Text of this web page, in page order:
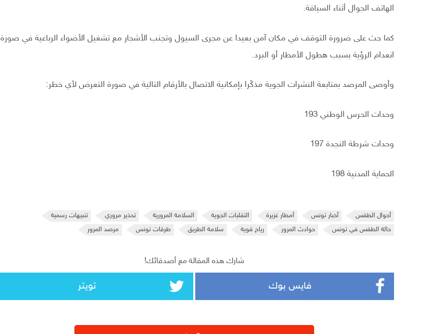
الهاتف الجوال أثناء السياقة.
كما حث على ضرورة التوقف في مكان آمن بعيدا عن مجرى السيول وتجنب الأشجار مع تشغيل الأضواء الرباعية في صورة
انعدام الرؤية بسبب هطول الأمطار أو البرد.
وأوصى المرصد بمتابعة النشرات الجوية مذكّرا بإمكانية الاتصال بالأرقام التالية في صورة التعرض لأي خطر:
وحدات الحرس الوطني 193
وحدات شرطة النجدة 197
الحماية المدنية 198
أحوال الطقس أخبار تونس أمطار غزيرة التقلبات الجوية السلامة المرورية تحذير مروري
تنبيهات رسمية
حالة الطقس في تونس
حوادث المرور رياح قوية سلامة الطريق طرقات تونس مرصد المرور
شارك هذه المقالة مع أصدقائك!
فايس بوك تويتر